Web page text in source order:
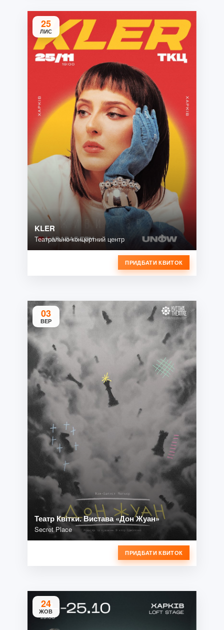
25
ЛИС
KLER
Театрально-концертний центр
ПРИДБАТИ КВИТОК
03
ВЕР
Театр Квітки. Вистава «Дон Жуан»
Secret Place
ПРИДБАТИ КВИТОК
24
ЖОВ